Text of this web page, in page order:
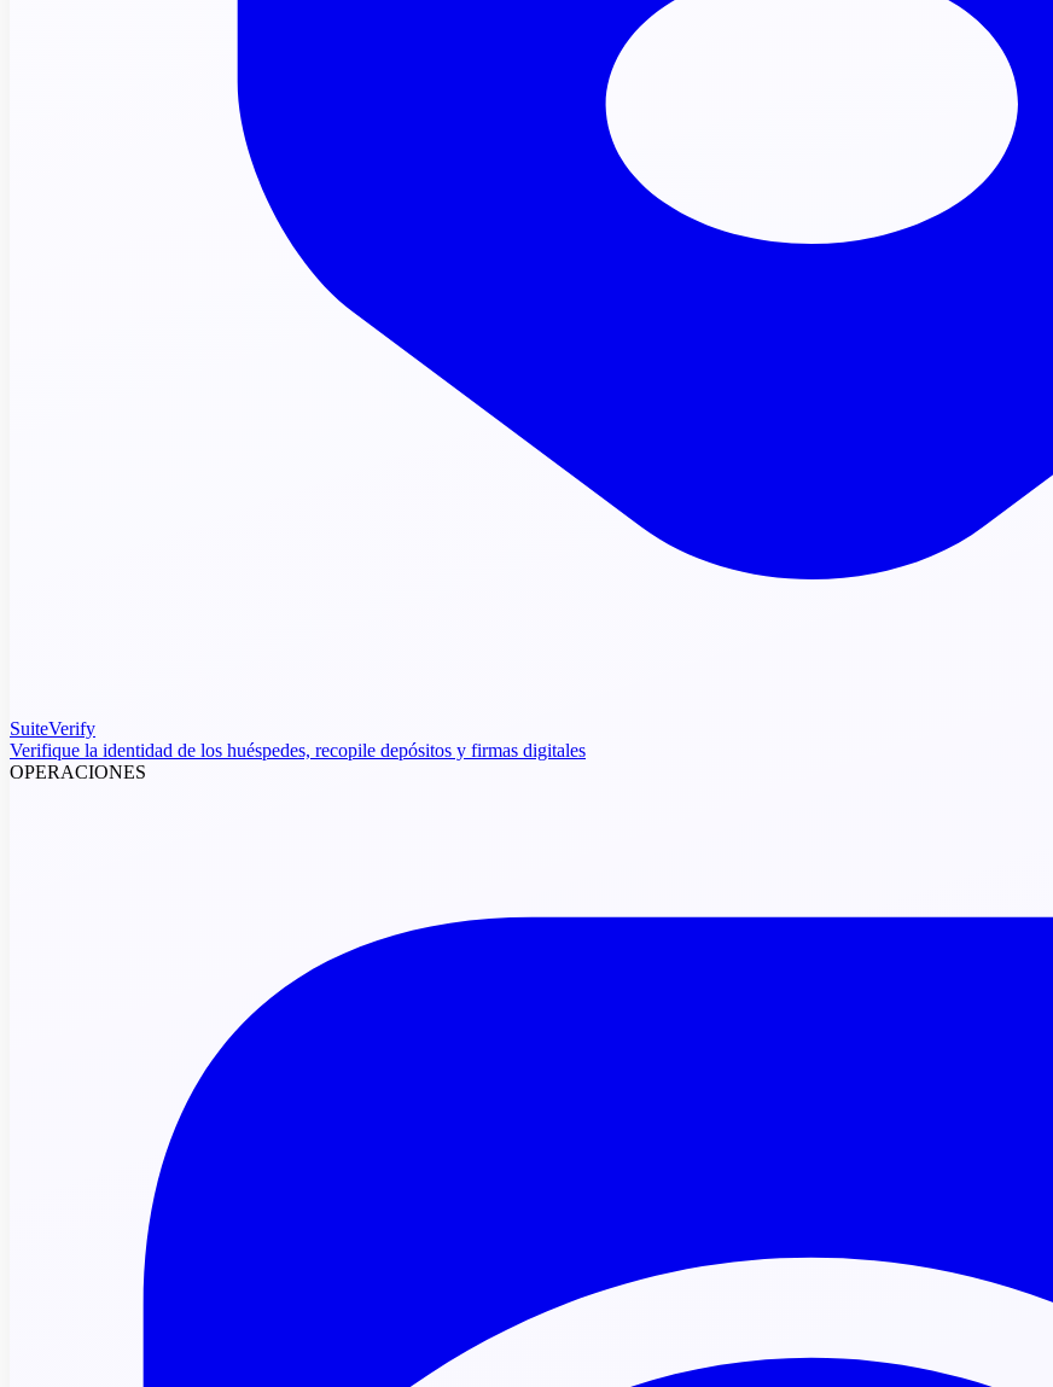
SuiteVerify
Verifique la identidad de los huéspedes, recopile depósitos y firmas digitales
OPERACIONES